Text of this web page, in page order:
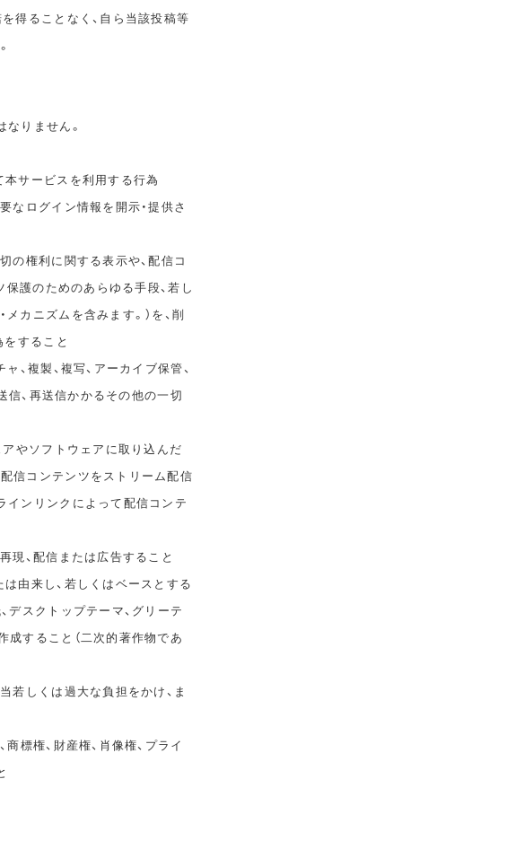
得ることなく、自ら当該投稿等
りません。
サービスを利用する行為
なログイン情報を開示・提供さ
の権利に関する表示や、配信コ
保護のためのあらゆる手段、若し
カニズムを含みます。）を、削
をすること
、複製、複写、アーカイブ保管、
送信、再送信かかるその他の一切
やソフトウェアに取り込んだ
信コンテンツをストリーム配信
インリンクによって配信コンテ
現、配信または広告すること
由来し、若しくはベースとする
デスクトップテーマ、グリーテ
成すること（二次的著作物であ
若しくは過大な負担をかけ、ま
標権、財産権、肖像権、プライ